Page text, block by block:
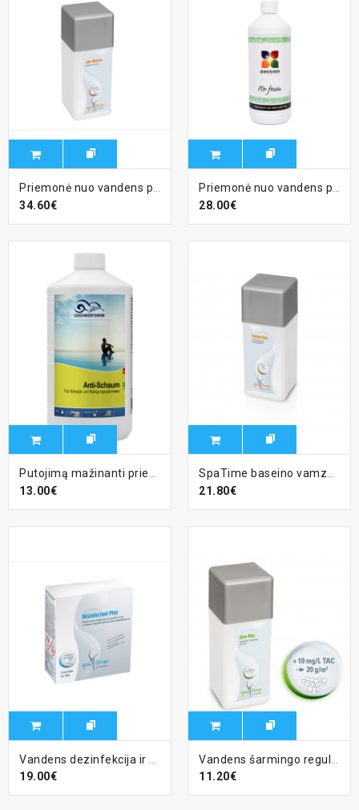
Priemonė nuo vandens putojimo Foam Ex, 1l
34.60€
Priemonė nuo vandens putojimo Passion No Foam, 1l
28.00€
Putojimą mažinanti priemonė CHEMOFORM, 1 L
13.00€
SpaTime baseino vamzdžių valiklis, SpaTime - 1kg
21.80€
19.00€
11.20€